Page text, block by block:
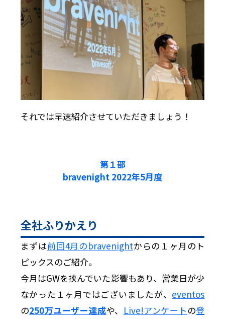
それでは早速紹介させていただきましょう！
第１部
bravenight 2022年5月度
全社ふりかえり
まずは前回4月のbravenightからの１ヶ月のト
ピックスのご紹介。
今月はGWを挟んでいた影響もあり、営業日が少
なかった１ヶ月ではございましたが、 eventos
の250万ユーザー達成や、 Live!アンケートの登